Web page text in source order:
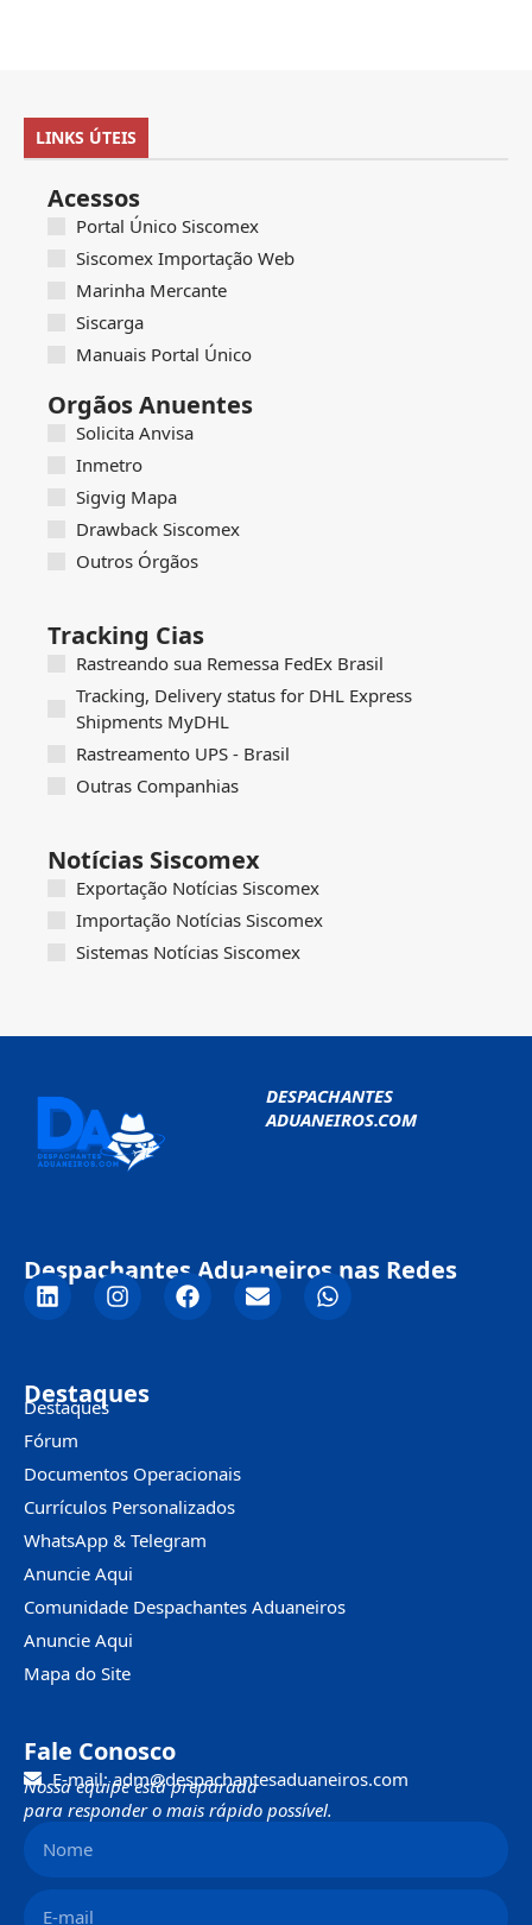
LINKS ÚTEIS
Acessos
Portal Único Siscomex
Siscomex Importação Web
Marinha Mercante
Siscarga
Manuais Portal Único
Orgãos Anuentes
Solicita Anvisa
Inmetro
Sigvig Mapa
Drawback Siscomex
Outros Órgãos
Tracking Cias
Rastreando sua Remessa FedEx Brasil
Tracking, Delivery status for DHL Express
Shipments MyDHL
Rastreamento UPS - Brasil
Outras Companhias
Notícias Siscomex
Exportação Notícias Siscomex
Importação Notícias Siscomex
Sistemas Notícias Siscomex
DESPACHANTES
ADUANEIROS.COM
Despachantes Aduaneiros nas Redes
Destaques
Destaques
Fórum
Documentos Operacionais
Currículos Personalizados
WhatsApp & Telegram
Anuncie Aqui
Comunidade Despachantes Aduaneiros
Anuncie Aqui
Mapa do Site
Fale Conosco
E-mail: adm@despachantesaduaneiros.com
Nossa equipe está preparada
para responder o mais rápido possível.